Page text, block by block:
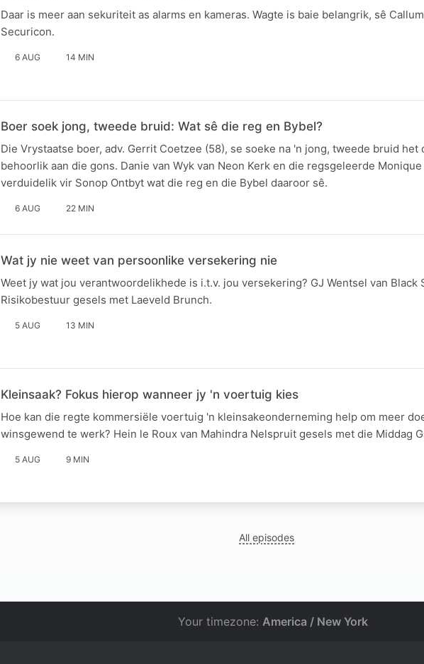
Daar is meer aan sekuriteit as alarms en kameras. Wagte is baie belangrik, sê
Securicon.
6 AUG 14 MIN
Boer soek jong, tweede bruid: Wat sê die reg en Bybel?
Die Vrystaatse boer, adv. Gerrit Coetzee (58), se soeke na 'n jong, tweede bruid het
behoorlik aan die gons. Danie van Wyk van Neon Kerk en die regsgeleerde
verduidelik vir Sonop Ontbyt wat die reg en die Bybel daaroor sê.
6 AUG 22 MIN
Wat jy nie weet van persoonlike versekering nie
Weet jy wat jou verantwoordelikhede is i.t.v. jou versekering? GJ Wentsel van Black
Risikobestuur gesels met Laeveld Brunch.
5 AUG 13 MIN
Kleinsaak? Fokus hierop wanneer jy 'n voertuig kies
Hoe kan die regte kommersiële voertuig 'n kleinsakeonderneming help om meer
winsgewend te werk? Hein le Roux van Mahindra Nelspruit gesels met die Middag
5 AUG 9 MIN
All episodes
Your timezone: America / New York